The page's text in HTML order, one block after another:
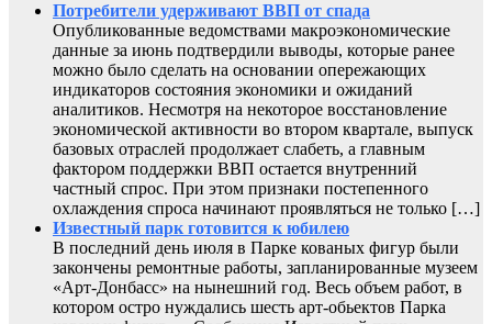
Потребители удерживают ВВП от спада
Опубликованные ведомствами макроэкономические
данные за июнь подтвердили выводы, которые ранее
можно было сделать на основании опережающих
индикаторов состояния экономики и ожиданий
аналитиков. Несмотря на некоторое восстановление
экономической активности во втором квартале, выпуск
базовых отраслей продолжает слабеть, а главным
фактором поддержки ВВП остается внутренний
частный спрос. При этом признаки постепенного
охлаждения спроса начинают проявляться не только […]
Известный парк готовится к юбилею
В последний день июля в Парке кованых фигур были
закончены ремонтные работы, запланированные музеем
«Арт-Донбасс» на нынешний год. Весь объем работ, в
котором остро нуждались шесть арт-обьектов Парка